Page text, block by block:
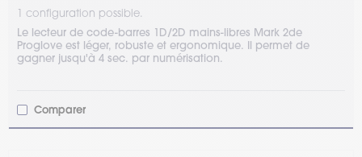
1 configuration possible.
Le lecteur de code-barres 1D/2D mains-libres Mark 2de
Proglove est léger, robuste et ergonomique. Il permet de
gagner jusqu'à 4 sec. par numérisation.
Comparer